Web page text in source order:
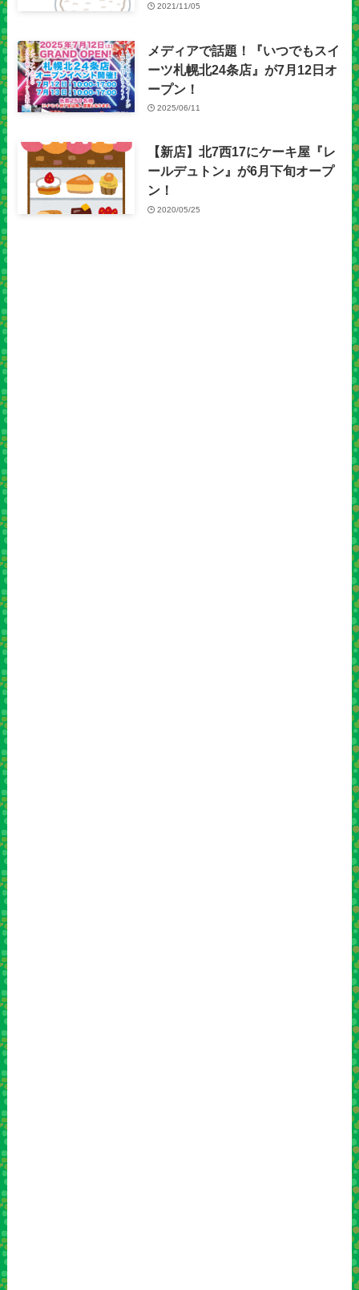
2021/11/05
メディアで話題！『いつでもスイ
ーツ札幌北24条店』が7月12日オ
ープン！
2025/06/11
【新店】北7西17にケーキ屋『レ
ールデュトン』が6月下旬オープ
ン！
2020/05/25